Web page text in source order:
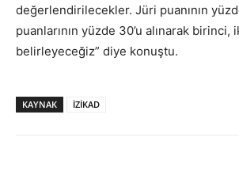
değerlendirilecekler. Jüri puanının
puanlarının yüzde 30’u alınarak
belirleyeceğiz” diye konuştu.
KAYNAK İZİKAD